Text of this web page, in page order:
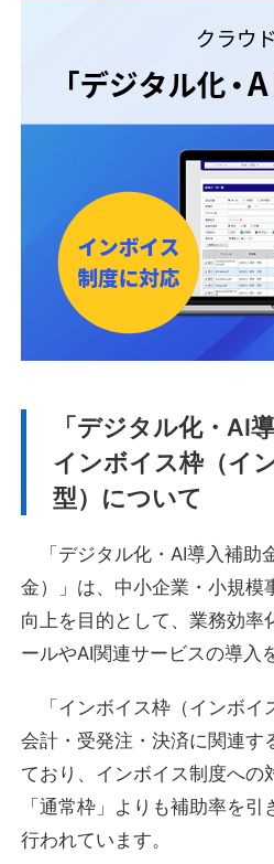
「デジタル化・AI
インボイス枠（イ
型）について
「デジタル化・AI導入補助
金）」は、中小企業・小規模
向上を目的として、業務効率
ールやAI関連サービスの導入
「インボイス枠（インボ
会計・受発注・決済に関連す
ており、インボイス制度への
「通常枠」よりも補助率を
行われています。